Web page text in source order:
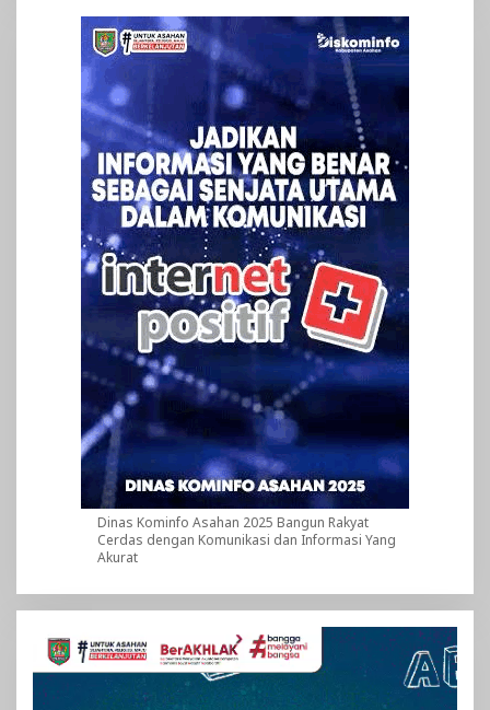
Dinas Kominfo Asahan 2025 Bangun Rakyat
Cerdas dengan Komunikasi dan Informasi Yang
Akurat
Pemutar
Video